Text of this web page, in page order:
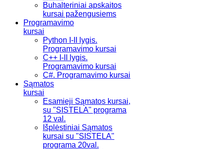
Buhalteriniai apskaitos
kursai pažengusiems
Programavimo
kursai
Python I-II lygis.
Programavimo kursai
C++ I-II lygis.
Programavimo kursai
C#. Programavimo kursai
Sąmatos
kursai
Esamieji Sąmatos kursai,
su "SISTELA" programa
12 val.
Išplėstiniai Sąmatos
kursai su "SISTELA"
programa 20val.